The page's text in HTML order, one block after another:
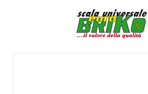
TELESCOPICHE E MULTIPOSIZIONE